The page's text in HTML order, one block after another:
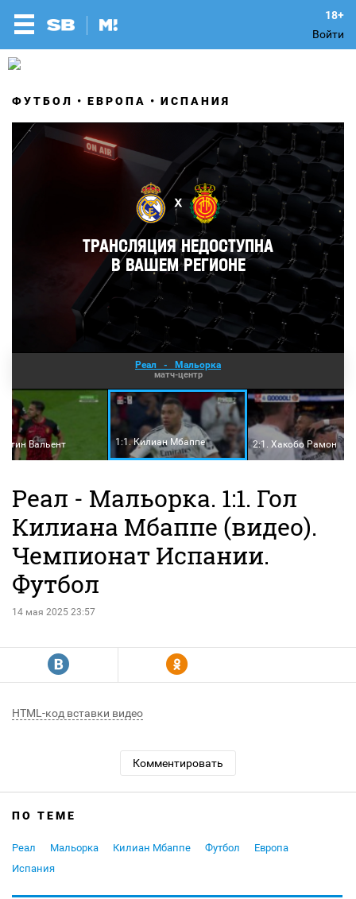
Войти
ФУТБОЛ ЕВРОПА ИСПАНИЯ
Реал - Мальорка
матч-центр
Вальент 1:1. Килиан Мбаппе 2:1. Хакобо Рамон
Реал - Мальорка. 1:1. Гол
Килиана Мбаппе (видео).
Чемпионат Испании.
Футбол
14 мая 2025 23:57
R Y
HTML-код вставки видео
Комментировать
ПО ТЕМЕ
Реал Мальорка Килиан Мбаппе Футбол
Европа
Испания